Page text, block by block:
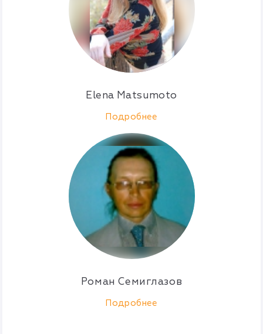
Elena Matsumoto
Подробнее
Роман Семиглазов
Подробнее